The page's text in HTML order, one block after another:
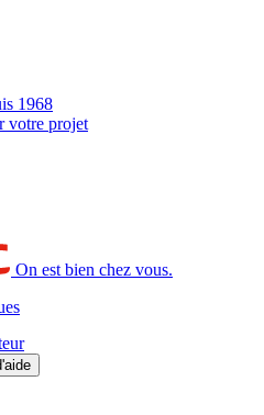
1968
votre projet
On est bien chez vous.